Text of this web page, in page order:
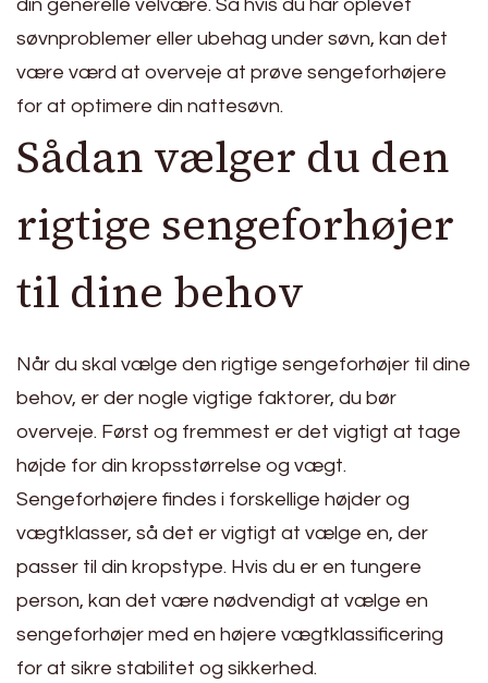
din generelle velvære. Så hvis du har oplevet
søvnproblemer eller ubehag under søvn, kan det
være værd at overveje at prøve sengeforhøjere
for at optimere din nattesøvn.
Sådan vælger du den
rigtige sengeforhøjer
til dine behov
Når du skal vælge den rigtige sengeforhøjer til dine
behov, er der nogle vigtige faktorer, du bør
overveje. Først og fremmest er det vigtigt at tage
højde for din kropsstørrelse og vægt.
Sengeforhøjere findes i forskellige højder og
vægtklasser, så det er vigtigt at vælge en, der
passer til din kropstype. Hvis du er en tungere
person, kan det være nødvendigt at vælge en
sengeforhøjer med en højere vægtklassificering
for at sikre stabilitet og sikkerhed.